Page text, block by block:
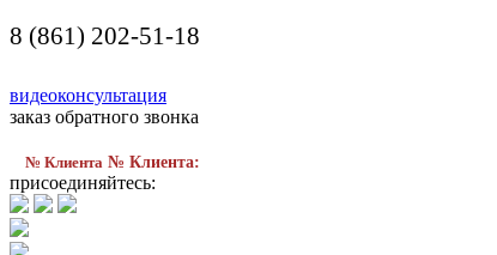
8 (861) 202-51-18
видеоконсультация
заказ обратного звонка
№ Клиента № Клиента:
присоединяйтесь: